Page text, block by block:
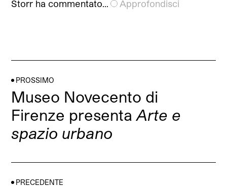
Storr ha commentato…
Approfondisci
PROSSIMO
Museo Novecento di
Firenze presentaArte e
spazio urbano
PRECEDENTE